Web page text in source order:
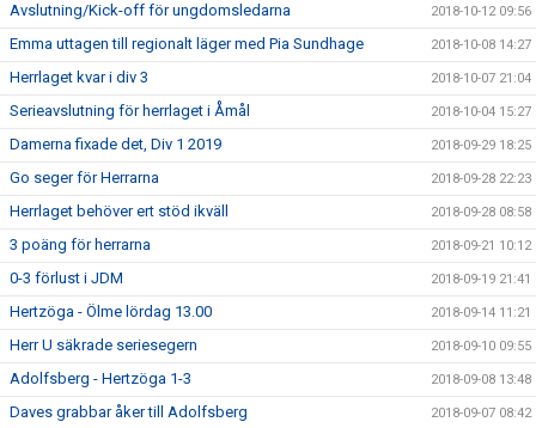
Avslutning/Kick-off för ungdomsledarna 2018-10-12 09:56
Emma uttagen till regionalt läger med Pia Sundhage 2018-10-08 14:27
Herrlaget kvar i div 3 2018-10-07 21:04
Serieavslutning för herrlaget i Åmål 2018-10-04 15:27
Damerna fixade det, Div 1 2019 2018-09-29 18:25
Go seger för Herrarna 2018-09-28 22:23
Herrlaget behöver ert stöd ikväll 2018-09-28 08:58
3 poäng för herrarna 2018-09-21 10:12
0-3 förlust i JDM 2018-09-19 21:41
Hertzöga - Ölme lördag 13.00 2018-09-14 11:21
Herr U säkrade seriesegern 2018-09-10 09:55
Adolfsberg - Hertzöga 1-3 2018-09-08 13:48
Daves grabbar åker till Adolfsberg 2018-09-07 08:42